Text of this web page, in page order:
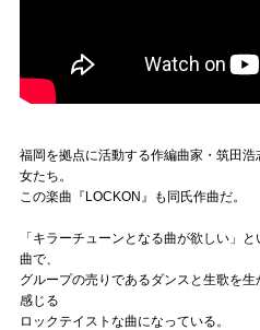
福岡を拠点に活動する作編曲家・筑田
女たち。
この楽曲『LOCKON』も同氏作曲だ。
「キラーチューンとなる曲が欲しい」
曲で、
グループの売りであるダンスと生歌を
感じる
ロックテイストな曲になっている。